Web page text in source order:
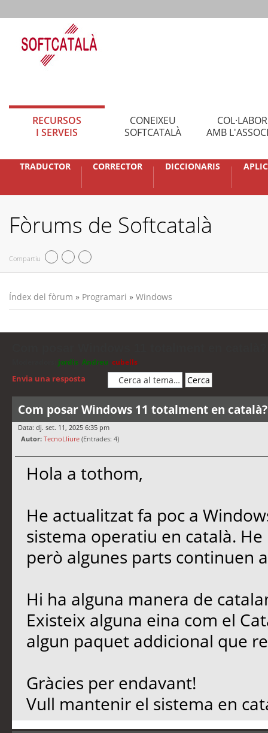
RECURSOS
I SERVEIS
CONEIXEU
SOFTCATALÀ
AMB
TRADUCTOR CORRECTOR DICCIONARIS
Fòrums de Softcatalà
Compartiu
Índex del fòrum » Programari » Windows
jordis Andreu cubells
Envia una resposta
Com posar Windows 11 totalment en català?
Data: dj. set. 11, 2025 6:35 pm
Autor: TecnoLliure (Entrades: 4)
Hola a tothom,
He actualitzat fa poc a
sistema operatiu en català.
però algunes parts continuen
Hi ha alguna manera de
Existeix alguna eina com el
algun paquet addicional que
Gràcies per endavant!
Vull mantenir el sistema en